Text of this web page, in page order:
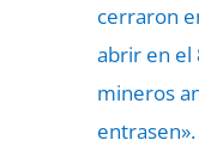
cerraron
abrir en el
mineros
entrasen».